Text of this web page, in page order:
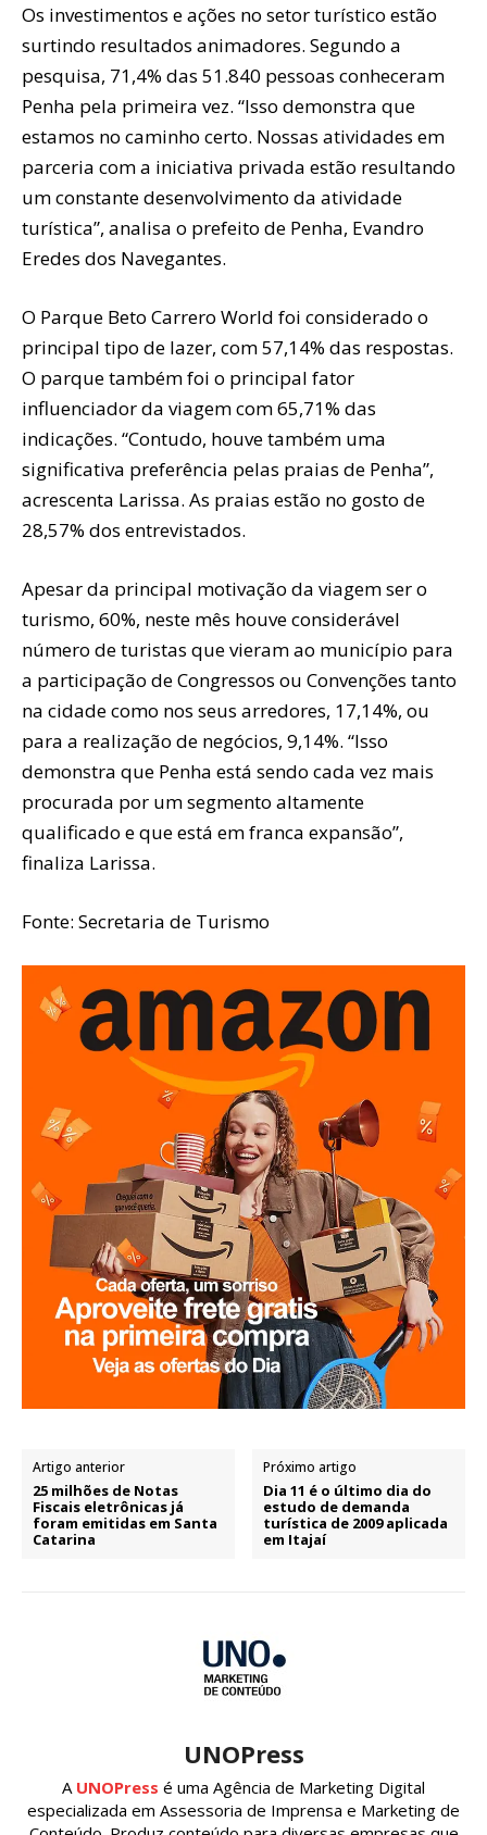
Os investimentos e ações no setor turístico estão
surtindo resultados animadores. Segundo a
pesquisa, 71,4% das 51.840 pessoas conheceram
Penha pela primeira vez. “Isso demonstra que
estamos no caminho certo. Nossas atividades em
parceria com a iniciativa privada estão resultando
um constante desenvolvimento da atividade
turística”, analisa o prefeito de Penha, Evandro
Eredes dos Navegantes.
O Parque Beto Carrero World foi considerado o
principal tipo de lazer, com 57,14% das respostas.
O parque também foi o principal fator
influenciador da viagem com 65,71% das
indicações. “Contudo, houve também uma
significativa preferência pelas praias de Penha”,
acrescenta Larissa. As praias estão no gosto de
28,57% dos entrevistados.
Apesar da principal motivação da viagem ser o
turismo, 60%, neste mês houve considerável
número de turistas que vieram ao município para
a participação de Congressos ou Convenções tanto
na cidade como nos seus arredores, 17,14%, ou
para a realização de negócios, 9,14%. “Isso
demonstra que Penha está sendo cada vez mais
procurada por um segmento altamente
qualificado e que está em franca expansão”,
finaliza Larissa.
Fonte: Secretaria de Turismo
Artigo anterior
25 milhões de Notas
Fiscais eletrônicas já
foram emitidas em Santa
Catarina
Próximo artigo
Dia 11 é o último dia do
estudo de demanda
turística de 2009 aplicada
em Itajaí
UNOPress
A UNOPress é uma Agência de Marketing Digital
especializada em Assessoria de Imprensa e Marketing de